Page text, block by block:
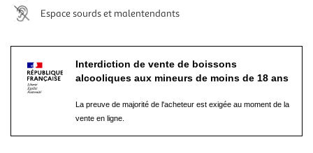
Espace sourds et malentendants
Interdiction de vente de boissons
alcooliques aux mineurs de moins de 18 ans
La preuve de majorité de l'acheteur est exigée au moment de la
vente en ligne.